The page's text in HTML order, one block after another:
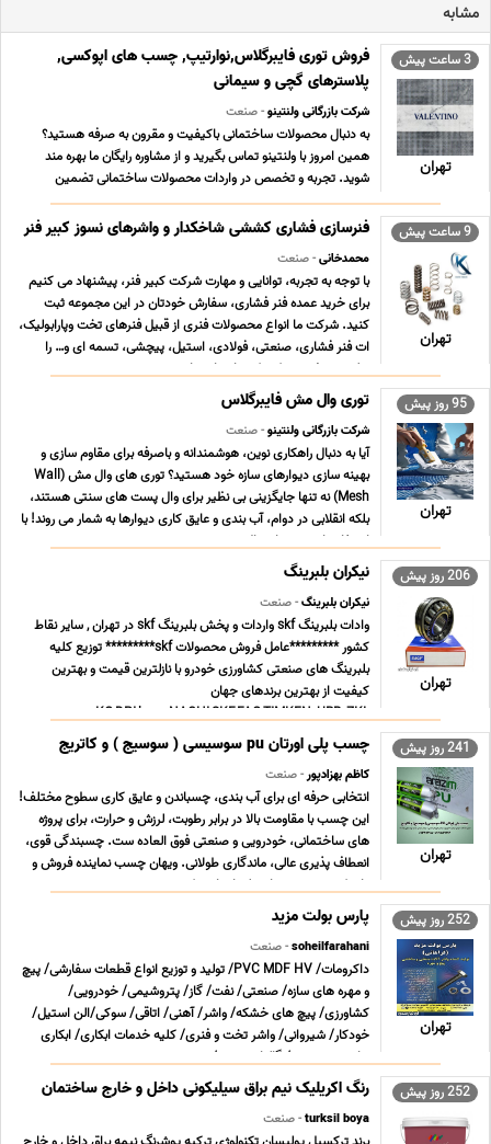
مشابه
3 ساعت پیش
تهران
فروش توری فایبرگلاس,نوارتیپ, چسب های اپوکسی,
پلاسترهای گچی و سیمانی
شرکت بازرگانی ولنتینو- صنعت
به دنبال محصولات ساختمانی باکیفیت و مقرون به صرفه هستید؟
همین امروز با ولنتینو تماس بگیرید و از مشاوره رایگان ما بهره مند
شوید. تجربه و تخصص در واردات محصولات ساختمانی تضمین
کیفیت و اصالت کالا قیمت گذای شفاف و رقابتی پشتیبانی و مشاوره
تخصصی برای انتخاب بهتر جهت مشاوره و فروش با ش ... ...
9 ساعت پیش
تهران
فنرسازی فشاری کششی شاخکدار و واشرهای نسوز کبیر فنر
محمدخانی- صنعت
با توجه به تجربه، توانایی و مهارت شرکت کبیر فنر، پیشنهاد می کنیم
برای خرید عمده فنر فشاری، سفارش خودتان در این مجموعه ثبت
کنید. شرکت ما انواع محصولات فنری از قبیل فنرهای تخت وپارابولیک،
ات فنر فشاری، صنعتی، فولادی، استیل، پیچشی، تسمه ای و… را
تولید و عرضه می کند که برای راهنمایی ... ...
95 روز پیش
تهران
توری وال مش فایبرگلاس
شرکت بازرگانی ولنتینو- صنعت
آیا به دنبال راهکاری نوین، هوشمندانه و باصرفه برای مقاوم سازی و
بهینه سازی دیوارهای سازه خود هستید؟ توری های وال مش (Wall
Mesh) نه تنها جایگزینی بی نظیر برای وال پست های سنتی هستند،
بلکه انقلابی در دوام، آب بندی و عایق کاری دیوارها به شمار می روند! با
استفاده از توری های وال مش، ... ...
206 روز پیش
تهران
نیکران بلبرینگ
نیکران بلبرینگ- صنعت
وادات بلبرینگ skf واردات و پخش بلبرینگ skf در تهران , سایر نقاط
کشور *********عامل فروش محصولات skf********* توزیع کلیه
بلبرینگ های صنعتی کشاورزی خودرو با نازلترین قیمت و بهترین
کیفیت از بهترین برندهای جهان
KG,DPI,koyo,NACHI,SKF,FAG,TIMKEN ,URB ,ZKL,...............
توزیع کننده ی ... ...
241 روز پیش
تهران
چسب پلی اورتان pu سوسیسی ( سوسیج ) و کاتریج
کاظم بهزادپور- صنعت
انتخابی حرفه ای برای آب بندی، چسباندن و عایق کاری سطوح مختلف!
این چسب با مقاومت بالا در برابر رطوبت، لرزش و حرارت، برای پروژه
های ساختمانی، خودرویی و صنعتی فوق العاده ست. چسبندگی قوی،
انعطاف پذیری عالی، ماندگاری طولانی. ویهان چسب نماینده فروش و
وارد کننده چسب های پلی اورتان ترکیه ... ...
252 روز پیش
تهران
پارس بولت مزید
soheilfarahani- صنعت
داکرومات/ PVC MDF HV/ تولید و توزیع انواع قطعات سفارشی/ پیچ
و مهره های سازه/ صنعتی/ نفت/ گاز/ پتروشیمی/ خودرویی/
کشاورزی/ پیچ های خشکه/ واشر/ آهنی/ اتاقی/ سوکی/الن استیل/
خودکار/ شیروانی/ واشر تخت و فنری/ کلیه خدمات ابکاری/ ابکاری
های پیچ و مهره/ گالوانیزه سرد/ ...
252 روز پیش رنگ اکریلیک نیم براق سیلیکونی داخل و خارج ساختمان
turksil boya- صنعت